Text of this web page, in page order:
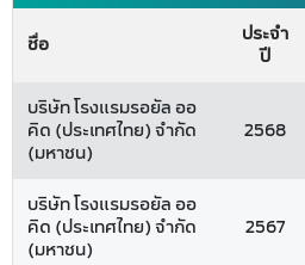
ชื่อ
ประจำ
ปี
บริษัท โรงแรมรอยัล ออ
คิด (ประเทศไทย) จำกัด
(มหาชน)
2568
บริษัท โรงแรมรอยัล ออ
คิด (ประเทศไทย) จำกัด
(มหาชน)
2567